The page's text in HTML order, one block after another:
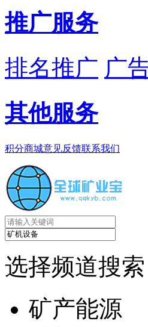
推广服务
排名推广 广
其他服务
积分商城意见反馈联系我们
选择频道搜索
矿产能源